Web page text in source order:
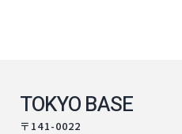
TOKYO BASE
〒141-0022